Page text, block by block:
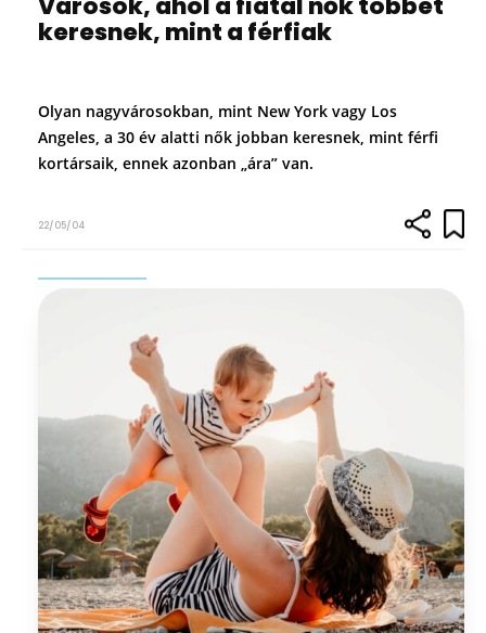
keresnek, mint a férfiak
Olyan nagyvárosokban, mint New York vagy Los
Angeles, a 30 év alatti nők jobban keresnek, mint férfi
kortársaik, ennek azonban „ára” van.
22/05/04